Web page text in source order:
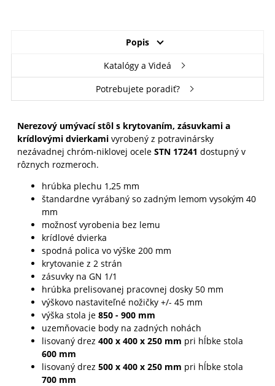
Popis
Katalógy a Videá
Potrebujete poradiť?
Nerezový umývací stôl s krytovaním, zásuvkami a
krídlovými dvierkamivyrobený z potravinársky
nezávadnej chróm-niklovej ocele STN 17241 dostupný v
rôznych rozmeroch.
hrúbka plechu 1,25 mm
štandardne vyrábaný so zadným lemom vysokým 40
mm
možnosť vyrobenia bez lemu
krídlové dvierka
spodná polica vo výške 200 mm
krytovanie z 2 strán
zásuvky na GN 1/1
hrúbka prelisovanej pracovnej dosky 50 mm
výškovo nastaviteľné nožičky +/- 45 mm
výška stola je 850 - 900 mm
uzemňovacie body na zadných nohách
lisovaný drez 400 x 400 x 250 mm pri hĺbke stola
600 mm
lisovaný drez 500 x 400 x 250 mm pri hĺbke stola
700 mm